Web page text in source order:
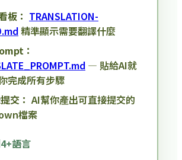
板： TRANSLATION-
精準顯示需要翻譯什麼
：
— 貼給AI就
完成所有步驟
交： AI幫你產出可直接提交的
檔案
語言